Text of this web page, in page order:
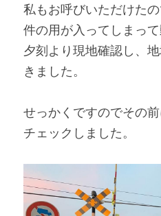
私もお呼びいただけた
件の用が入ってしまって
夕刻より現地確認し、
きました。
せっかくですのでその
チェックしました。